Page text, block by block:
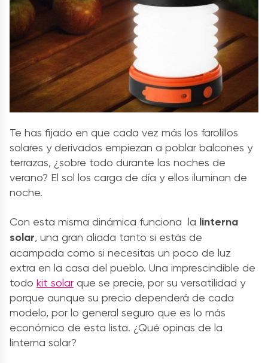
Te has fijado en que cada vez más los farolillos
solares y derivados empiezan a poblar balcones y
terrazas, ¿sobre todo durante las noches de
verano? El sol los carga de día y ellos iluminan de
noche.
Con esta misma dinámica funciona la linterna
solar, una gran aliada tanto si estás de
acampada como si necesitas un poco de luz
extra en la casa del pueblo. Una imprescindible de
todo kit solar que se precie, por su versatilidad y
porque aunque su precio dependerá de cada
modelo, por lo general seguro que es lo más
económico de esta lista. ¿Qué opinas de la
linterna solar?